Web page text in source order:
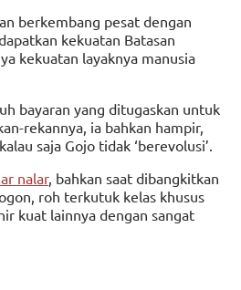
berkembang pesat dengan
kekuatan Batasan
kekuatan layaknya manusia
bayaran yang ditugaskan untuk
rekannya, ia bahkan hampir,
saja Gojo tidak ‘berevolusi’.
nalar, bahkan saat dibangkitkan
roh terkutuk kelas khusus
kuat lainnya dengan sangat